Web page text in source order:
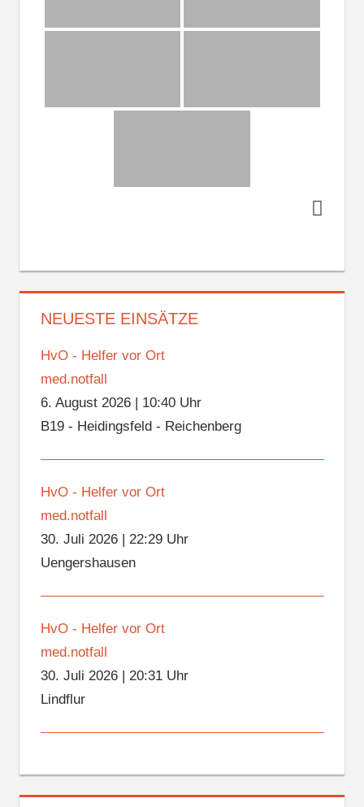
NEUESTE EINSÄTZE
HvO - Helfer vor Ort
med.notfall
6. August 2026| 10:40 Uhr
B19 - Heidingsfeld - Reichenberg
HvO - Helfer vor Ort
med.notfall
30. Juli 2026| 22:29 Uhr
Uengershausen
HvO - Helfer vor Ort
med.notfall
30. Juli 2026| 20:31 Uhr
Lindflur